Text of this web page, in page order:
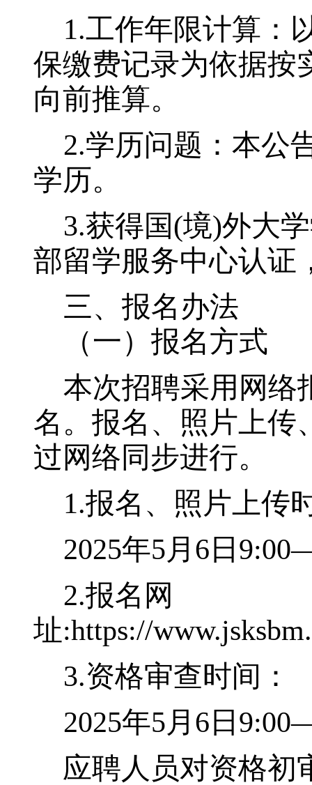
1.工作年限计算：
保缴费记录为依据按
向前推算。
2.学历问题：本公
学历。
3.获得国(境)外大
部留学服务中心认证
三、报名办法
（一）报名方式
本次招聘采用网络
名。报名、照片上传
过网络同步进行。
1.报名、照片上传
2025年5月 6 日 9:00
2.报名网
址:https://
3.资格审查时间：
2025年5月 6 日 9:00
应聘人员对资格初